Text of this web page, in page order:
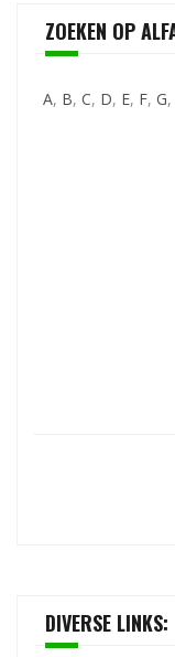
ZOEKEN OP
A, B, C, D, E, F, G,
DIVERSE LINKS: